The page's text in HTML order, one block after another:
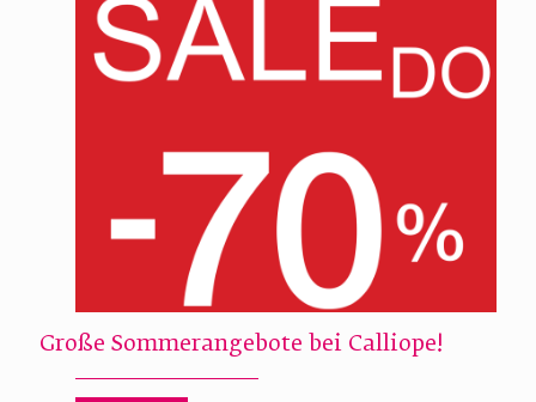
Große Sommerangebote bei Calliope!